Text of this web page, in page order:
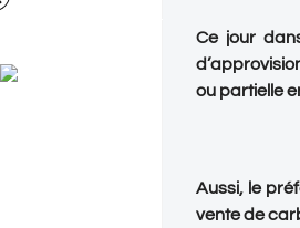
Instagram
Ce jour
ou partielle
Aussi, le
vente de